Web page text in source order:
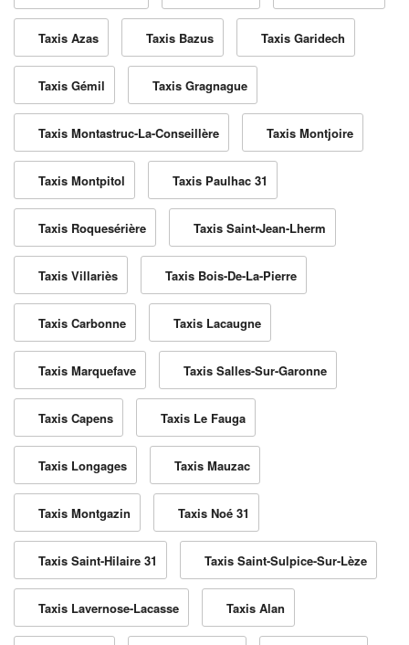
Taxis Azas Taxis Bazus Taxis Garidech
Taxis Gémil Taxis Gragnague
Taxis Montastruc-La-Conseillère Taxis Montjoire
Taxis Montpitol Taxis Paulhac 31
Taxis Roquesérière Taxis Saint-Jean-Lherm
Taxis Villariès Taxis Bois-De-La-Pierre
Taxis Carbonne Taxis Lacaugne
Taxis Marquefave Taxis Salles-Sur-Garonne
Taxis Capens Taxis Le Fauga
Taxis Longages Taxis Mauzac
Taxis Montgazin Taxis Noé 31
Taxis Saint-Hilaire 31 Taxis Saint-Sulpice-Sur-Lèze
Taxis Lavernose-Lacasse Taxis Alan